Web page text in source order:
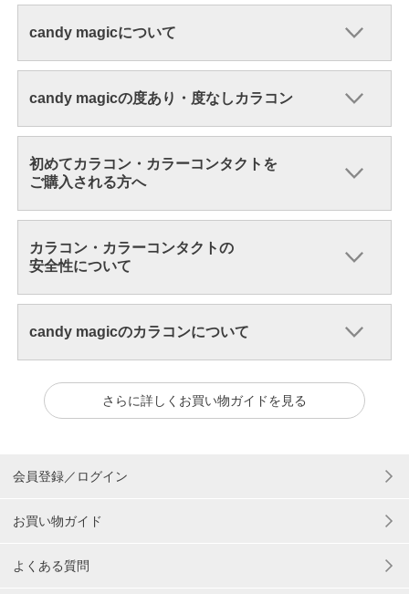
candy magicについて
candy magicの度あり・度なしカラコン
初めてカラコン・カラーコンタクトを
ご購入される方へ
カラコン・カラーコンタクトの
安全性について
candy magicのカラコンについて
さらに詳しくお買い物ガイドを見る
会員登録／ログイン
お買い物ガイド
よくある質問